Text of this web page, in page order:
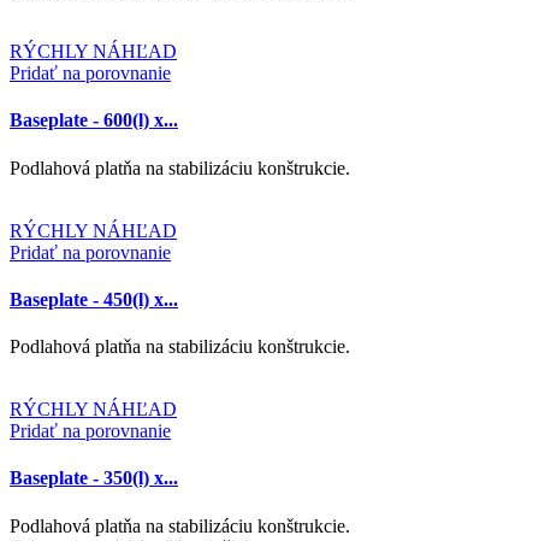
RÝCHLY NÁHĽAD
Pridať na porovnanie
Baseplate - 600(l) x...
Podlahová platňa na stabilizáciu konštrukcie.
RÝCHLY NÁHĽAD
Pridať na porovnanie
Baseplate - 450(l) x...
Podlahová platňa na stabilizáciu konštrukcie.
RÝCHLY NÁHĽAD
Pridať na porovnanie
Baseplate - 350(l) x...
Podlahová platňa na stabilizáciu konštrukcie.